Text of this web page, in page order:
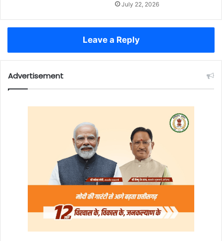
July 22, 2026
Leave a Reply
Advertisement